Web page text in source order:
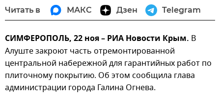
Читать в МАКС Дзен Telegram
СИМФЕРОПОЛЬ, 22 ноя – РИА Новости Крым. В
Алуште закроют часть отремонтированной
центральной набережной для гарантийных работ по
плиточному покрытию. Об этом сообщила глава
администрации города Галина Огнева.